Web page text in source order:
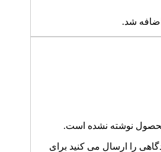
شد.
نوشته نشده است.
را ارسال می کنید برای